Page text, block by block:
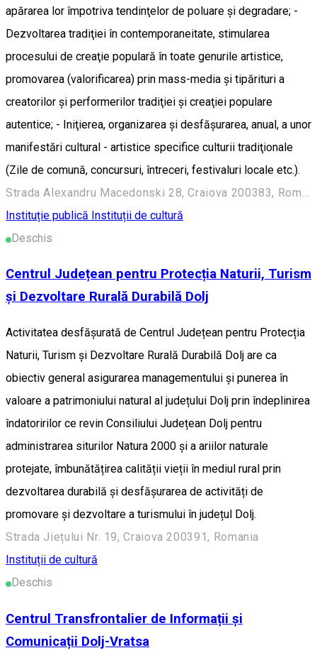
apărarea lor împotriva tendinţelor de poluare şi degradare; -
Dezvoltarea tradiţiei în contemporaneitate, stimularea
procesului de creaţie populară în toate genurile artistice,
promovarea (valorificarea) prin mass-media şi tipărituri a
creatorilor şi performerilor tradiţiei şi creaţiei populare
autentice; - Iniţierea, organizarea şi desfăşurarea, anual, a unor
manifestări cultural - artistice specifice culturii tradiţionale
(Zile de comună, concursuri, întreceri, festivaluri locale etc.).
Instituție publică Instituții de cultură
Deschis
Centrul Județean pentru Protecția Naturii, Turism
și Dezvoltare Rurală Durabilă Dolj
Activitatea desfășurată de Centrul Județean pentru Protecția
Naturii, Turism și Dezvoltare Rurală Durabilă Dolj are ca
obiectiv general asigurarea managementului și punerea în
valoare a patrimoniului natural al județului Dolj prin îndeplinirea
îndatoririlor ce revin Consiliului Județean Dolj pentru
administrarea siturilor Natura 2000 și a ariilor naturale
protejate, îmbunătățirea calității vieții în mediul rural prin
dezvoltarea durabilă și desfășurarea de activități de
promovare și dezvoltare a turismului în județul Dolj.
Strada Jiețului Nr. 19, Craiova 200391, Romania
Instituții de cultură
Deschis
Centrul Transfrontalier de Informații și
Comunicații Dolj-Vratsa